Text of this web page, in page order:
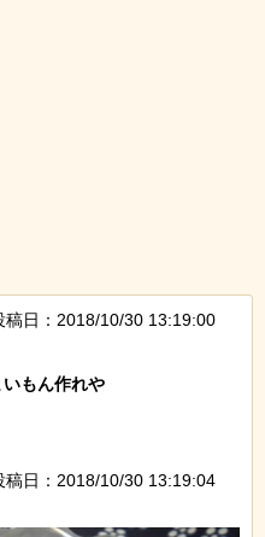
稿日：2018/10/30 13:19:00
もん作れや
稿日：2018/10/30 13:19:04